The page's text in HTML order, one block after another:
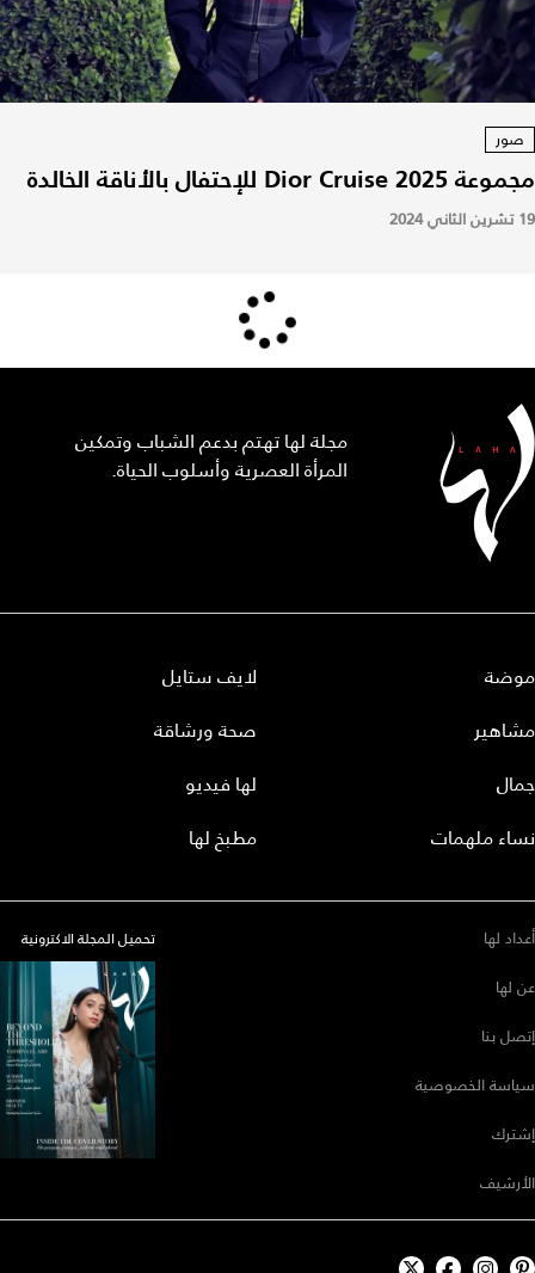
صور
مجموعة Dior Cruise 2025 للإحتفال بالأناقة الخالدة
19 تشرين الثاني 2024
مجلة لها تهتم بدعم الشباب وتمكين
المرأة العصرية وأسلوب الحياة.
موضة
مشاهير
جمال
نساء ملهمات
لايف ستايل
صحة ورشاقة
لها فيديو
مطبخ لها
أعداد لها
عن لها
إتصل بنا
سياسة الخصوصية
إشترك
الأرشيف
تحميل المجلة الاكترونية